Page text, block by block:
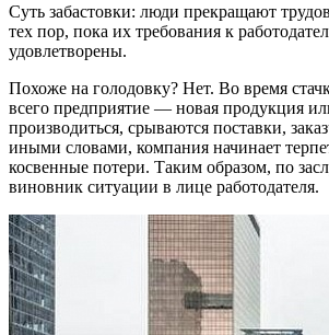
Суть забастовки: люди прекращают
тех пор, пока их требования к
удовлетворены.
Похоже на голодовку? Нет. Во время
всего предприятие — новая продукция
производиться, срываются поставки,
иными словами, компания начинает
косвенные потери. Таким образом, по
виновник ситуации в лице работодателя.